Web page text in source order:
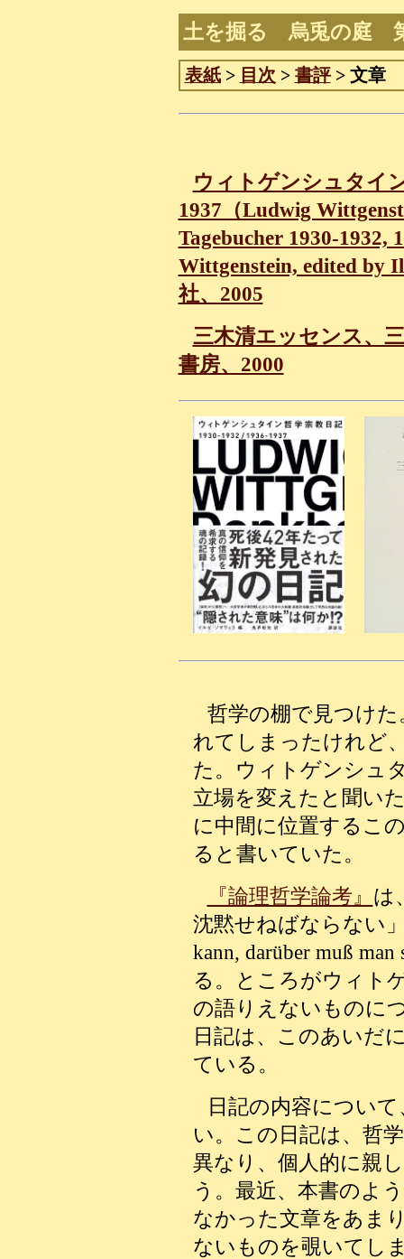
土を掘る 烏兎の庭
表紙> 目次 > 書評> 文章
ウィトゲンシュタイ
1937（Ludwig
Tagebucher 1930-1932,
Wittgenstein, edited by
社、2005
三木清エッセンス、
書房、2000
哲学の棚で見つけ
れてしまったけれど
た。ウィトゲンシュ
立場を変えたと聞い
に中間に位置するこ
ると書いていた。
『論理哲学論考』 は
沈黙せねばならない」
kann, darüber muß
る。ところがウィト
の語りえないものに
日記は、このあいだ
ている。
日記の内容につい
い。この日記は、哲
異なり、個人的に親
う。最近、本書のよ
なかった文章をあま
ないものを覗いてし